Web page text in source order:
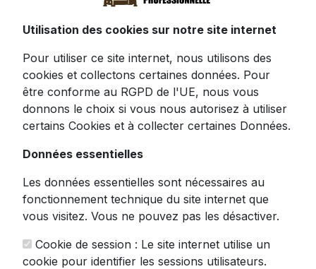
Zinc Chromé - 3 Fils Inclus
Offrez-vous l'excellence de la découpe
fromagère avec cette trancheuse premium
entièrement métallique. Conçue pour les
véritables amateurs de fromage comme pour
les chefs les plus exigeants, elle allie
plateaux et préparations culinaires.
Cettetrancheuse professionnelle
se
distingue par sa construction haut de gamme
en alliage de zinc chromé, complétée par
une tige en aluminium et un fil tranchant en
Utilisation des cookies sur notre site internet
Pour utiliser ce site internet, nous utilisons des
cookies et collectons certaines données. Pour
être conforme au RGPD de l'UE, nous vous
donnons le choix si vous nous autorisez à utiliser
certains Cookies et à collecter certaines Données.
Données essentielles
Les données essentielles sont nécessaires au
fonctionnement technique du site internet que
vous visitez. Vous ne pouvez pas les désactiver.
Cookie de session : Le site internet utilise un
cookie pour identifier les sessions utilisateurs.